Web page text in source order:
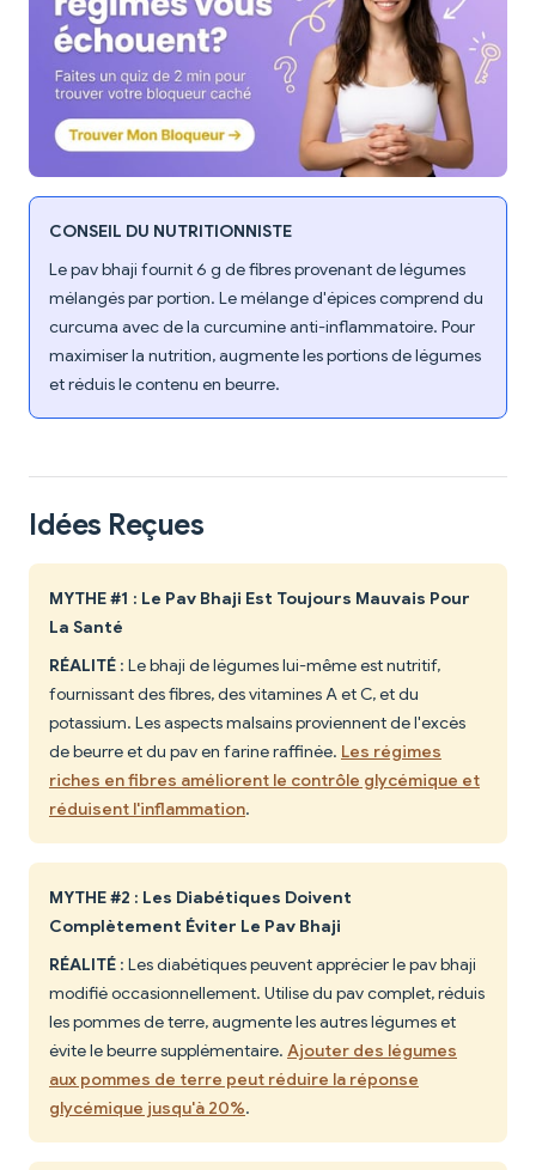
CONSEIL DU NUTRITIONNISTE
Le pav bhaji fournit 6 g de fibres provenant de légumes
mélangés par portion. Le mélange d'épices comprend du
curcuma avec de la curcumine anti-inflammatoire. Pour
maximiser la nutrition, augmente les portions de légumes
et réduis le contenu en beurre.
Idées Reçues
MYTHE #1 : Le Pav Bhaji Est Toujours Mauvais Pour
La Santé
RÉALITÉ : Le bhaji de légumes lui-même est nutritif,
fournissant des fibres, des vitamines A et C, et du
potassium. Les aspects malsains proviennent de l'excès
de beurre et du pav en farine raffinée. Les régimes
riches en fibres améliorent le contrôle glycémique et
réduisent l'inflammation.
MYTHE #2 : Les Diabétiques Doivent
Complètement Éviter Le Pav Bhaji
RÉALITÉ : Les diabétiques peuvent apprécier le pav bhaji
modifié occasionnellement. Utilise du pav complet, réduis
les pommes de terre, augmente les autres légumes et
évite le beurre supplémentaire. Ajouter des légumes
aux pommes de terre peut réduire la réponse
glycémique jusqu'à 20%.